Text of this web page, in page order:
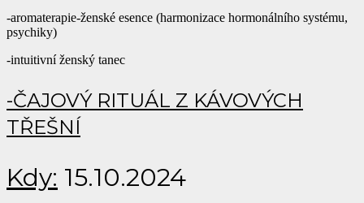
-aromaterapie-ženské esence (harmonizace hormonálního systému,
psychiky)
-intuitivní ženský tanec
-ČAJOVÝ RITUÁL Z KÁVOVÝCH
TŘEŠNÍ
Kdy: 15.10.2024